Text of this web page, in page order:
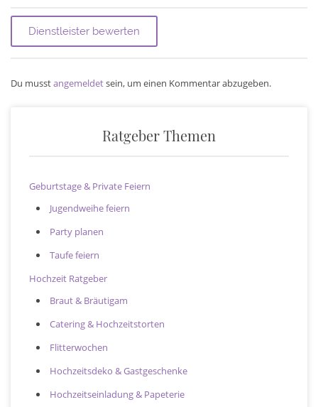
Du musstangemeldetsein, um einen Kommentar abzugeben.
Ratgeber Themen
Geburtstage & Private Feiern
Jugendweihe feiern
Party planen
Taufe feiern
Hochzeit Ratgeber
Braut & Bräutigam
Catering & Hochzeitstorten
Flitterwochen
Hochzeitsdeko & Gastgeschenke
Hochzeitseinladung & Papeterie